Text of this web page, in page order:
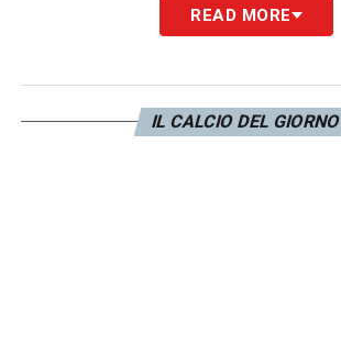
READ MORE
IL CALCIO DEL GIORNO